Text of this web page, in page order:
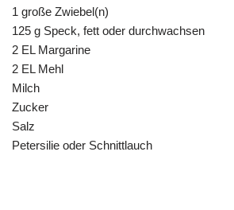
1 große Zwiebel(n)
125 g Speck, fett oder durchwachsen
2 EL Margarine
2 EL Mehl
Milch
Zucker
Salz
Petersilie oder Schnittlauch